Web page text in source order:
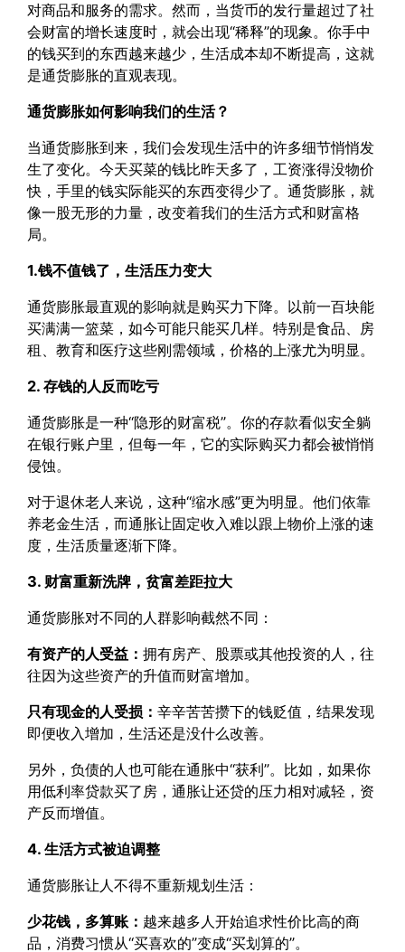
对商品和服务的需求。然而，当货币的发行量超过了社
会财富的增长速度时，就会出现“稀释”的现象。你手中
的钱买到的东西越来越少，生活成本却不断提高，这就
是通货膨胀的直观表现。
通货膨胀如何影响我们的生活？
当通货膨胀到来，我们会发现生活中的许多细节悄悄发
生了变化。今天买菜的钱比昨天多了，工资涨得没物价
快，手里的钱实际能买的东西变得少了。通货膨胀，就
像一股无形的力量，改变着我们的生活方式和财富格
局。
1.钱不值钱了，生活压力变大
通货膨胀最直观的影响就是购买力下降。以前一百块能
买满满一篮菜，如今可能只能买几样。特别是食品、房
租、教育和医疗这些刚需领域，价格的上涨尤为明显。
2. 存钱的人反而吃亏
通货膨胀是一种“隐形的财富税”。你的存款看似安全躺
在银行账户里，但每一年，它的实际购买力都会被悄悄
侵蚀。
对于退休老人来说，这种“缩水感”更为明显。他们依靠
养老金生活，而通胀让固定收入难以跟上物价上涨的速
度，生活质量逐渐下降。
3. 财富重新洗牌，贫富差距拉大
通货膨胀对不同的人群影响截然不同：
有资产的人受益：拥有房产、股票或其他投资的人，往
往因为这些资产的升值而财富增加。
只有现金的人受损：辛辛苦苦攒下的钱贬值，结果发现
即便收入增加，生活还是没什么改善。
另外，负债的人也可能在通胀中“获利”。比如，如果你
用低利率贷款买了房，通胀让还贷的压力相对减轻，资
产反而增值。
4. 生活方式被迫调整
通货膨胀让人不得不重新规划生活：
少花钱，多算账： 越来越多人开始追求性价比高的商
品，消费习惯从“买喜欢的”变成“买划算的”。